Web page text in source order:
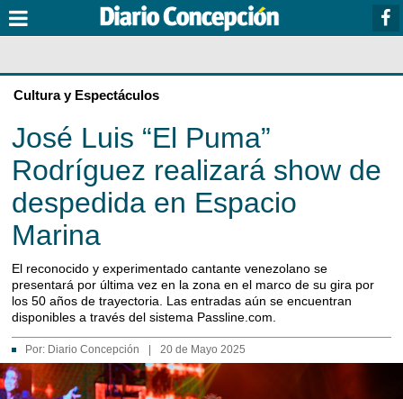
Cultura y Espectáculos
José Luis “El Puma”
Rodríguez realizará show de
despedida en Espacio
Marina
El reconocido y experimentado cantante venezolano se
presentará por última vez en la zona en el marco de su gira por
los 50 años de trayectoria. Las entradas aún se encuentran
disponibles a través del sistema Passline.com.
Por: Diario Concepción 20 de Mayo 2025